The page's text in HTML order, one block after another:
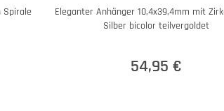
Spirale
Eleganter Anhänger 10,4x39,4mm mit
Silber bicolor teilvergoldet
54,95 €